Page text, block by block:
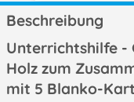
Beschreibung
Unterrichtshilfe -
Holz zum
mit 5 Blanko-